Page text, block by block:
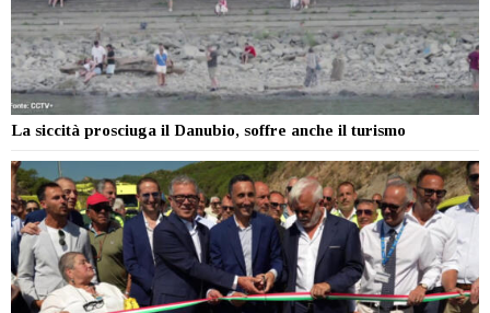
La siccità prosciuga il Danubio, soffre anche il turismo